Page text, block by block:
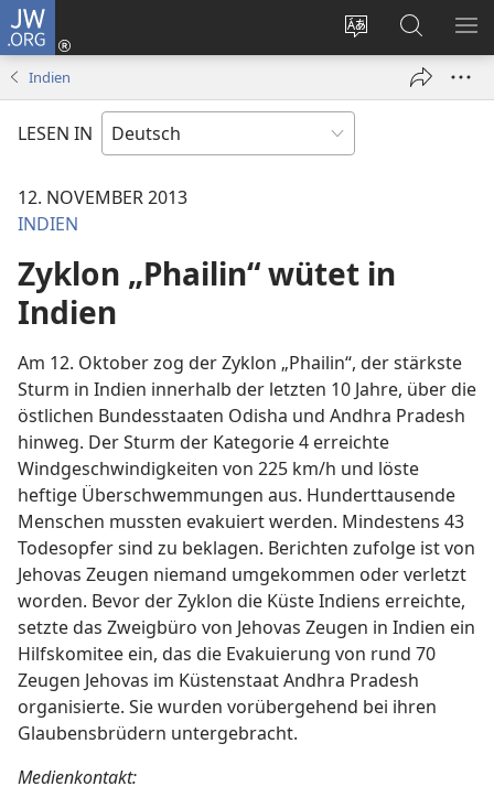
JW.ORG
Websitesprache
ändern
Anmelden
(öffnet
Suche
Indien
LESEN IN
12. NOVEMBER 2013
INDIEN
Zyklon „Phailin“ wütet in
Indien
Am 12. Oktober zog der Zyklon „Phailin“, der stärkste
Sturm in Indien innerhalb der letzten 10 Jahre, über die
östlichen Bundesstaaten Odisha und Andhra Pradesh
hinweg. Der Sturm der Kategorie 4 erreichte
Windgeschwindigkeiten von 225 km/h und löste
heftige Überschwemmungen aus. Hunderttausende
Menschen mussten evakuiert werden. Mindestens 43
Todesopfer sind zu beklagen. Berichten zufolge ist von
Jehovas Zeugen niemand umgekommen oder verletzt
worden. Bevor der Zyklon die Küste Indiens erreichte,
setzte das Zweigbüro von Jehovas Zeugen in Indien ein
Hilfskomitee ein, das die Evakuierung von rund 70
Zeugen Jehovas im Küstenstaat Andhra Pradesh
organisierte. Sie wurden vorübergehend bei ihren
Glaubensbrüdern untergebracht.
Medienkontakt: